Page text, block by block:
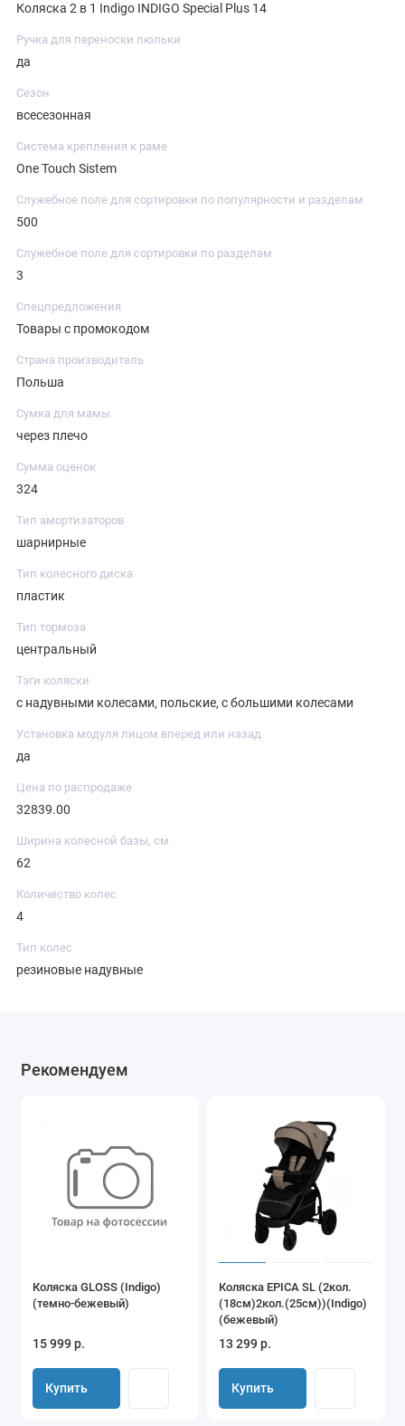
Коляска 2 в 1 Indigo INDIGO Special Plus 14
Ручка для переноски люльки
да
Сезон
всесезонная
Система крепления к раме
One Touch Sistem
Служебное поле для сортировки по популярности и разделам
500
Служебное поле для сортировки по разделам
3
Спецпредложения
Товары с промокодом
Страна производитель
Польша
Сумка для мамы
через плечо
Сумма оценок
324
Тип амортизаторов
шарнирные
Тип колесного диска
пластик
Тип тормоза
центральный
Тэги коляски
с надувными колесами, польские, с большими колесами
Установка модуля лицом вперед или назад
да
Цена по распродаже
32839.00
Ширина колесной базы, см
62
Количество колес
4
Тип колес
резиновые надувные
Рекомендуем
Коляска GLOSS (Indigo)
(темно-бежевый)
15 999 р.
Купить
Коляска EPICA SL (2кол.
(18см)2кол.(25см))(Indigo)
(бежевый)
13 299 р.
Купить